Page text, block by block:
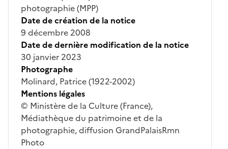
photographie (MPP)
Date de création de la notice
9 décembre 2008
Date de dernière modification de la notice
30 janvier 2023
Photographe
Molinard, Patrice (1922-2002)
Mentions légales
© Ministère de la Culture (France),
Médiathèque du patrimoine et de la
photographie, diffusion GrandPalaisRmn
Photo